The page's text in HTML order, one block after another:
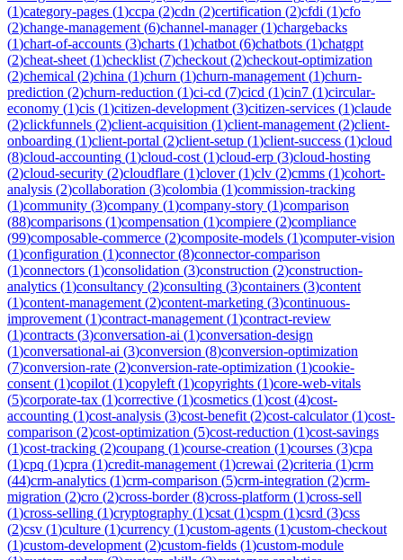
(1)category-pages (1)ccpa (2)cdn (2)certification (2)cfdi (1)cfo
(2)change-management (6)channel-manager(1)chargebacks
(1)chart-of-accounts (3)charts (1)chatbot (6)chatbots (1)chatgpt
(2)cheat-sheet (1)checklist (7)checkout (2)checkout-optimization
(2)chemical (2)china (1)churn (1)churn-management (1)churn-
prediction (2)churn-reduction (1)ci-cd (7)cicd (1)cin7 (1)circular-
economy (1)cis (1)citizen-development (3)citizen-services (1)claude
(2)clickfunnels (2)client-acquisition (1)client-management (2)client-
onboarding (1)client-portal (2)client-setup (1)client-success (1)cloud
(8)cloud-accounting (1)cloud-cost (1)cloud-erp (3)cloud-hosting
(2)cloud-security (2)cloudflare (1)clover(1)clv (2)cmms (1)cohort-
analysis (2)collaboration (3)colombia (1)commission-tracking
(1)community (3)company (1)company-story (1)comparison
(88)comparisons (1)compensation (1)compiere (2)compliance
(99)composable-commerce (2)composite-models (1)computer-vision
(1)configuration (1)connector(8)connector-comparison
(1)connectors (1)consolidation (3)construction (2)construction-
analytics (1)consultancy (2)consulting (3)containers (3)content
(1)content-management (2)content-marketing (3)continuous-
improvement (1)contract-management (1)contract-review
(1)contracts (3)conversation-ai (1)conversation-design
(1)conversational-ai (3)conversion (8)conversion-optimization
(7)conversion-rate (2)conversion-rate-optimization (1)cookie-
consent (1)copilot (1)copyleft (1)copyrights (1)core-web-vitals
(5)corporate-tax (1)corrective (1)cosmetics (1)cost (4)cost-
accounting (1)cost-analysis (3)cost-benefit (2)cost-calculator(1)cost-
comparison (2)cost-optimization (5)cost-reduction (1)cost-savings
(1)cost-tracking (2)coupang (1)course-creation (1)courses (3)cpa
(1)cpq (1)cpra (1)credit-management (1)crewai (2)criteria (1)crm
(44)crm-analytics (1)crm-comparison (5)crm-integration (2)crm-
migration (2)cro (2)cross-border(8)cross-platform (1)cross-sell
(1)cross-selling (1)cryptography (1)csat (1)cspm (1)csrd (3)css
(2)csv (1)culture (1)currency (1)custom-agents (1)custom-checkout
(1)custom-development (2)custom-fields (1)custom-module